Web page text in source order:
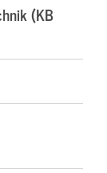
(KB